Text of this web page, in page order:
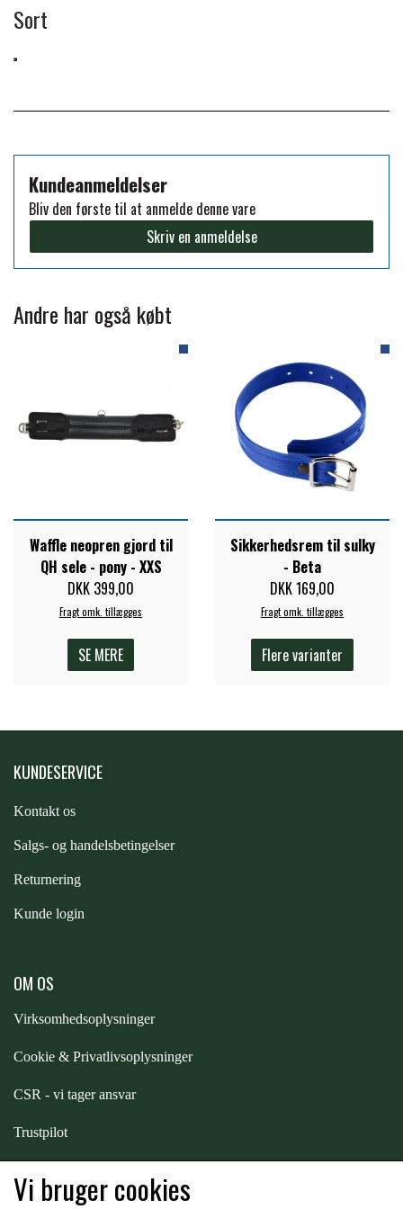
PREMIER EQUINE SADEL TILBEHØR
PREMIER EQUINE SADELUNDERLAG
PREMIER EQUINE PADS
PREMIER EQUINE TRANSPORT
BESKYTTELSE
PREMIER EQUINE KØLETERAPI
PREMIER EQUINE RYTTER
HAPPY MOUTH
HEVARI
JACKS
KÄLLQUIST EQUESTIAN
LEMIEUX
MUSTAD
PHARMACARE
WAHLSTEN
WALSH
Sort
Kundeanmeldelser
Bliv den første til at anmelde denne vare
Skriv en anmeldelse
Andre har også købt
Waffle neopren gjord til
QH sele - pony - XXS
DKK 399,00
Fragt omk. tillægges
SE MERE
Sikkerhedsrem til sulky
- Beta
DKK 169,00
Fragt omk. tillægges
Flere varianter
KUNDESERVICE
Kontakt os
Salgs- og handelsbetingelser
Returnering
Kunde login
OM OS
Virksomhedsoplysninger
Cookie & Privatlivsoplysninger
CSR - vi tager ansvar
Trustpilot
Vi bruger cookies